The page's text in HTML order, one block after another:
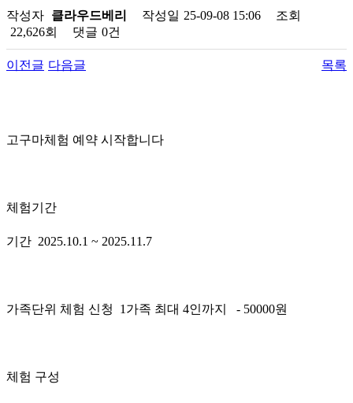
작성자 클라우드베리 작성일 25-09-08 15:06
조회
22,626회
댓글 0건
이전글 다음글 목록
고구마체험 예약 시작합니다
체험기간
기간 2025.10.1 ~ 2025.11.7
가족단위 체험 신청 1가족 최대 4인까지 - 50000원
체험 구성